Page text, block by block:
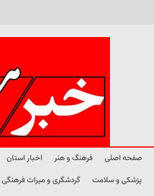
صفحه اصلی فرهنگ و هنر اخبار استان
پزشکی و سلامت
گردشگری و میراث فرهنگی